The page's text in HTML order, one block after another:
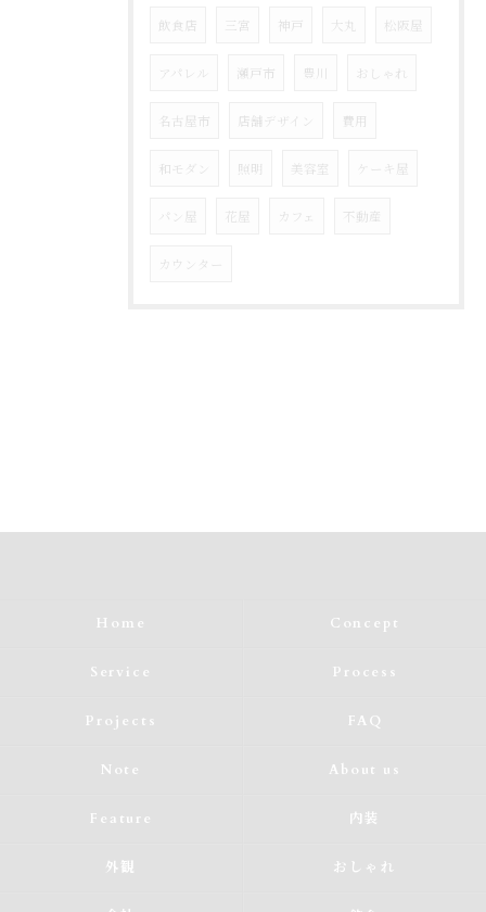
飲食店 三宮 神戸 大丸 松阪屋
アパレル 瀬戸市 豊川 おしゃれ
名古屋市 店舗デザイン 費用
和モダン 照明 美容室 ケーキ屋
パン屋 花屋 カフェ 不動産
カウンター
Home Concept
Service Process
Projects FAQ
Note About us
Feature 内装
外観 おしゃれ